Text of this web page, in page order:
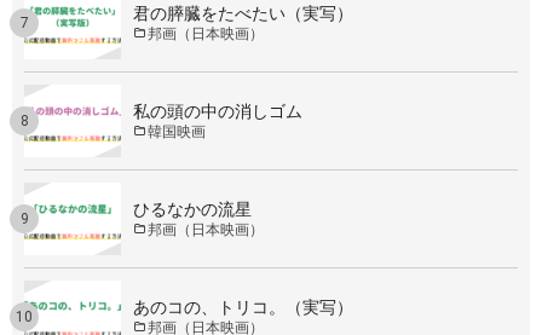
君の膵臓をたべたい（実写）
邦画（日本映画）
私の頭の中の消しゴム
韓国映画
ひるなかの流星
邦画（日本映画）
あのコの、トリコ。（実写）
邦画（日本映画）